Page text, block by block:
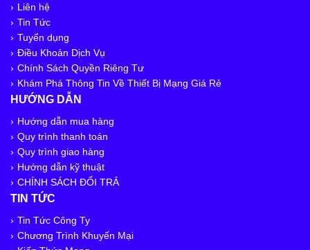
Liên hệ
Tin Tức
Tuyển dụng
Điều Khoản Dịch Vụ
Chính Sách Quyền Riêng Tư
Khám Phá Thông Tin Về Thiết Bị Mạng Giá Rẻ
HƯỚNG DẪN
Hướng dẫn mua hàng
Quy trình thanh toán
Quy trình giao hàng
Hướng dẫn kỹ thuật
CHÍNH SÁCH ĐỔI TRẢ
TIN TỨC
Tin Tức Công Ty
Chương Trình Khuyến Mại